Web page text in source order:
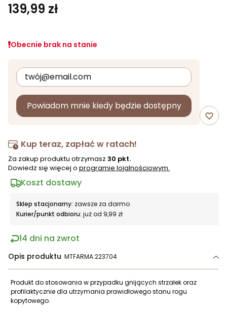
139,99 zł
Obecnie brak na stanie
Powiadom mnie kiedy będzie dostępny
favorite_border
Kup teraz, zapłać w ratach!
Za zakup produktu otrzymasz 30 pkt.
Dowiedz się więcej o programie lojalnościowym.
Koszt dostawy
Sklep stacjonarny: zawsze za darmo
Kurier/punkt odbioru: już od 9,99 zł
14 dni na zwrot
Opis produktu MTFARMA:223704
Produkt do stosowania w przypadku gnijących strzałek oraz
profilaktycznie dla utrzymania prawidłowego stanu rogu
kopytowego.